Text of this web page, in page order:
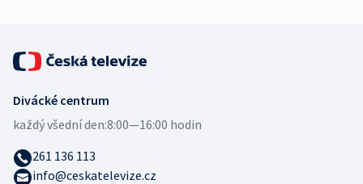
Divácké centrum
každý všední den:8:00—16:00 hodin
261 136 113
info@ceskatelevize.cz